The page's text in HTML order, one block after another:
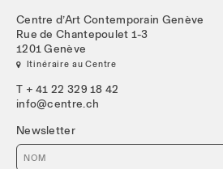
Centre d’Art Contemporain Genève
Rue de Chantepoulet 1-3
1201 Genève
 Itinéraire au Centre
T + 41 22 329 18 42
info@centre.ch
Newsletter